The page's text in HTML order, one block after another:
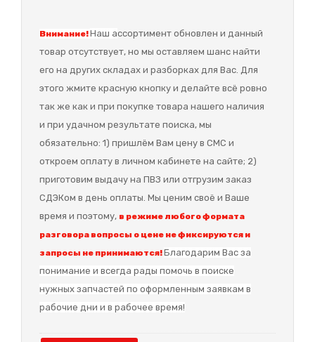
Внимание!Наш ассортимент обновлен и данный
товар отсутствует, но мы оставляем шанс найти
его на других складах и разборках для Вас. Для
этого жмите красную кнопку и делайте всё ровно
так же как и при покупке товара нашего наличия
и при удачном результате поиска, мы
обязательно: 1) пришлём Вам цену в СМС и
откроем оплату в личном кабинете на сайте; 2)
приготовим выдачу на ПВЗ или отгрузим заказ
СДЭКом в день оплаты. Мы ценим своё и Ваше
время и поэтому, в режиме любого формата
разговора вопросы о цене не фиксируются и
запросы не принимаются!Благодарим Вас за
понимание и всегда рады помочь в поиске
нужных запчастей по оформленным заявкам в
рабочие дни и в рабочее время!